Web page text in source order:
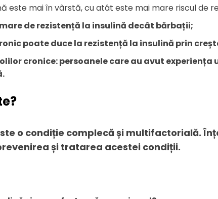
este mai în vârstă, cu atât este mai mare riscul de
de rezistență la insulină decât bărbații;
poate duce la rezistență la insulină prin
cronice: persoanele care au avut
o condiție complecă și multifactorială.
și tratarea acestei condiții.